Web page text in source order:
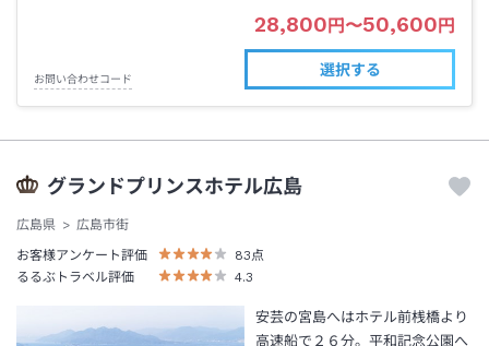
28,800 円 〜50,600 円
お問い合わせコード
選択する
グランドプリンスホテル広島
広島県
広島市街
お客様アンケート評価
83点
るるぶトラベル評価
4.3
安芸の宮島へはホテル前桟橋より
高速船で２６分。平和記念公園へ